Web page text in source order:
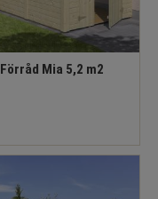
Förråd Mia 5,2 m2